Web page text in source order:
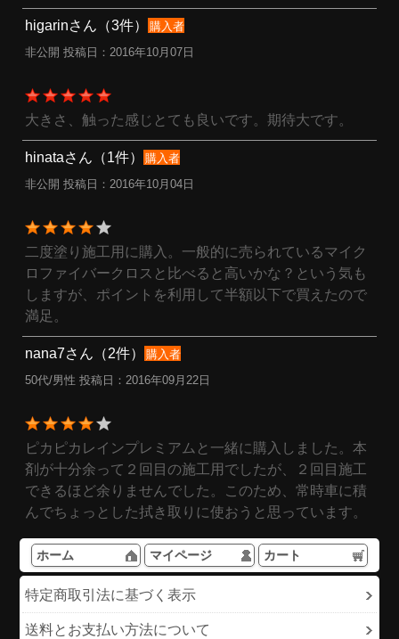
higarinさん（3件）
購入者
非公開 投稿日：2016年10月07日
大きさ、触った感じとても良いです。期待大です。
hinataさん（1件）
購入者
非公開 投稿日：2016年10月04日
二度塗り施工用に購入。一般的に売られているマイク
ロファイバークロスと比べると高いかな？という気も
しますが、ポイントを利用して半額以下で買えたので
満足。
nana7さん（2件）
購入者
50代/男性 投稿日：2016年09月22日
ピカピカレインプレミアムと一緒に購入しました。本
剤が十分余って２回目の施工用でしたが、２回目施工
できるほど余りませんでした。このため、常時車に積
んでちょっとした拭き取りに使おうと思っています。
ホーム マイページ カート
特定商取引法に基づく表示
送料とお支払い方法について